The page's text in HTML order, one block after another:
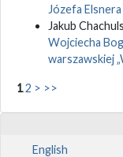
Józefa Elsnera
Jakub
Wojciecha
warszawskiej
12 > >>
English